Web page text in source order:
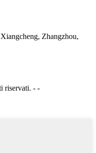
Zhangzhou,
riservati. - -